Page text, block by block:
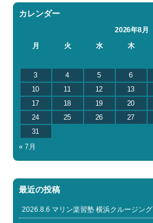
カレンダー
2026年8月
月
火 水 木
3
4 5 6
10
11 12 13
17
18 19 20
24
25 26 27
31
« 7月
最近の投稿
2026.8.6 マリン楽習塾 横浜クルージング